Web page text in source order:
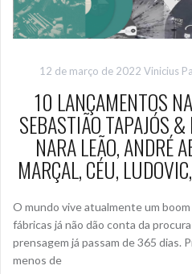
12 de março de 2022 Vinicius
10 LANÇAMENTOS
SEBASTIÃO TAPAJÓS
NARA LEÃO, ANDRÉ
MARÇAL, CÉU,
O mundo vive atualmente um
fábricas já não dão conta da
prensagem já passam de 365 dias.
menos de